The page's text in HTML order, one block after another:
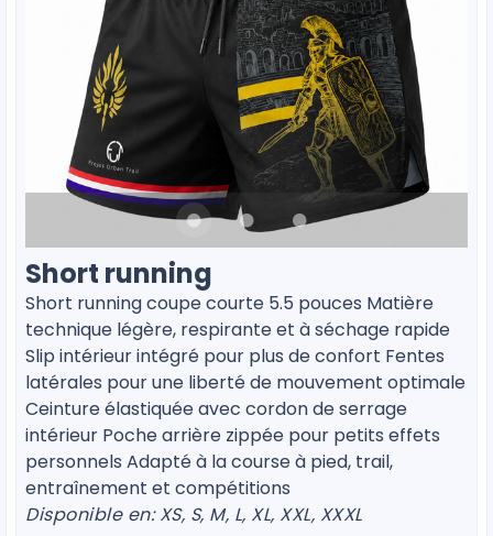
Short running
Short running coupe courte 5.5 pouces Matière
technique légère, respirante et à séchage rapide
Slip intérieur intégré pour plus de confort Fentes
latérales pour une liberté de mouvement optimale
Ceinture élastiquée avec cordon de serrage
intérieur Poche arrière zippée pour petits effets
personnels Adapté à la course à pied, trail,
entraînement et compétitions
Disponible en: XS, S, M, L, XL, XXL, XXXL